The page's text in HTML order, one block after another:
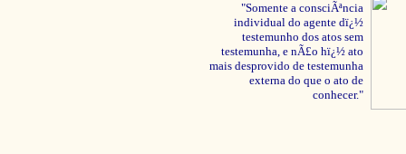
"Somente a consciÃªncia
individual do agente dï¿½
testemunho dos atos sem
testemunha, e nÃ£o hï¿½ ato
mais desprovido de testemunha
externa do que o ato de
conhecer."